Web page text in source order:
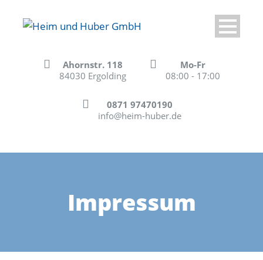
Ahornstr. 118
84030 Ergolding
Mo-Fr
08:00 - 17:00
0871 97470190
info@heim-huber.de
Impressum